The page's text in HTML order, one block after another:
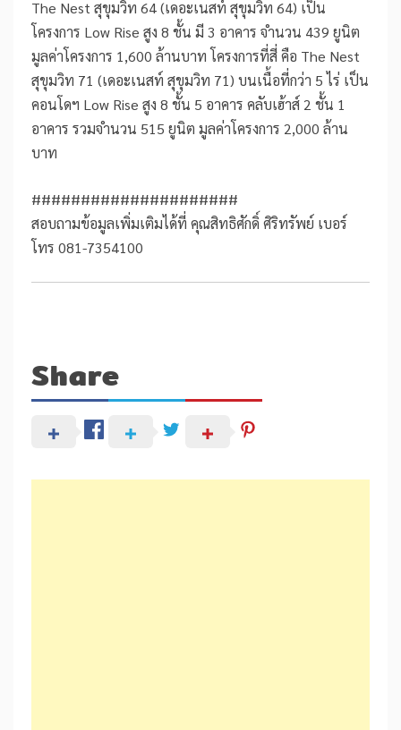
The Nest สุขุมวิท 64 (เดอะเนสท์ สุขุมวิท 64) เป็น
โครงการ Low Rise สูง 8 ชั้น มี 3 อาคาร จำนวน 439 ยูนิต
มูลค่าโครงการ 1,600 ล้านบาท โครงการที่สี่ คือ The Nest
สุขุมวิท 71 (เดอะเนสท์ สุขุมวิท 71) บนเนื้อที่กว่า 5 ไร่ เป็น
คอนโดฯ Low Rise สูง 8 ชั้น 5 อาคาร คลับเฮ้าส์ 2 ชั้น 1
อาคาร รวมจำนวน 515 ยูนิต มูลค่าโครงการ 2,000 ล้าน
บาท
#####################
สอบถามข้อมูลเพิ่มเติมได้ที่ คุณสิทธิศักดิ์ ศิริทรัพย์ เบอร์
โทร 081-7354100
Share